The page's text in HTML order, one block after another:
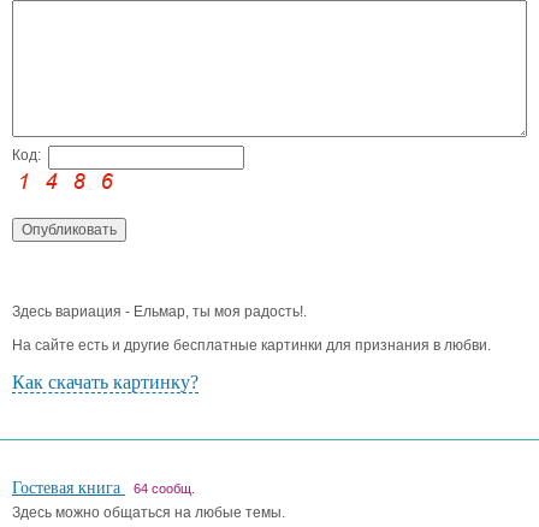
Код:
Здесь вариация - Ельмар, ты моя радость!.
На сайте есть и другие бесплатные картинки для признания в любви.
Как скачать картинку?
Гостевая книга 64 сообщ.
Здесь можно общаться на любые темы.